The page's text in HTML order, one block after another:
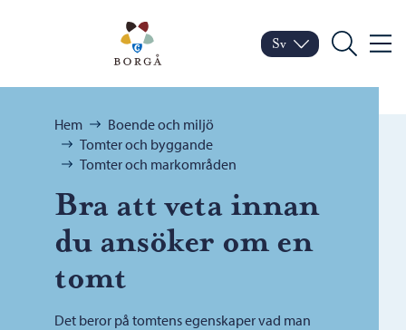
Porvoo – Gå till
Byt språk
Nuvarande språk:
Sv
Sök Meny
Bläddra:
Hem
Boende och miljö
Tomter och byggande
Tomter och markområden
Bra att veta innan
du ansöker om en
tomt
Det beror på tomtens egenskaper vad man